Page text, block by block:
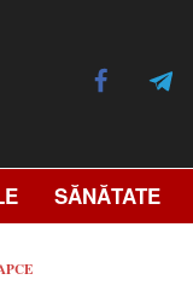
SĂNĂTATE